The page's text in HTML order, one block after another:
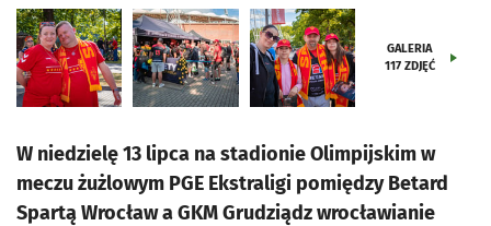
GALERIA
117 ZDJĘĆ
W niedzielę 13 lipca na stadionie Olimpijskim w
meczu żużlowym PGE Ekstraligi pomiędzy Betard
Spartą Wrocław a GKM Grudziądz wrocławianie